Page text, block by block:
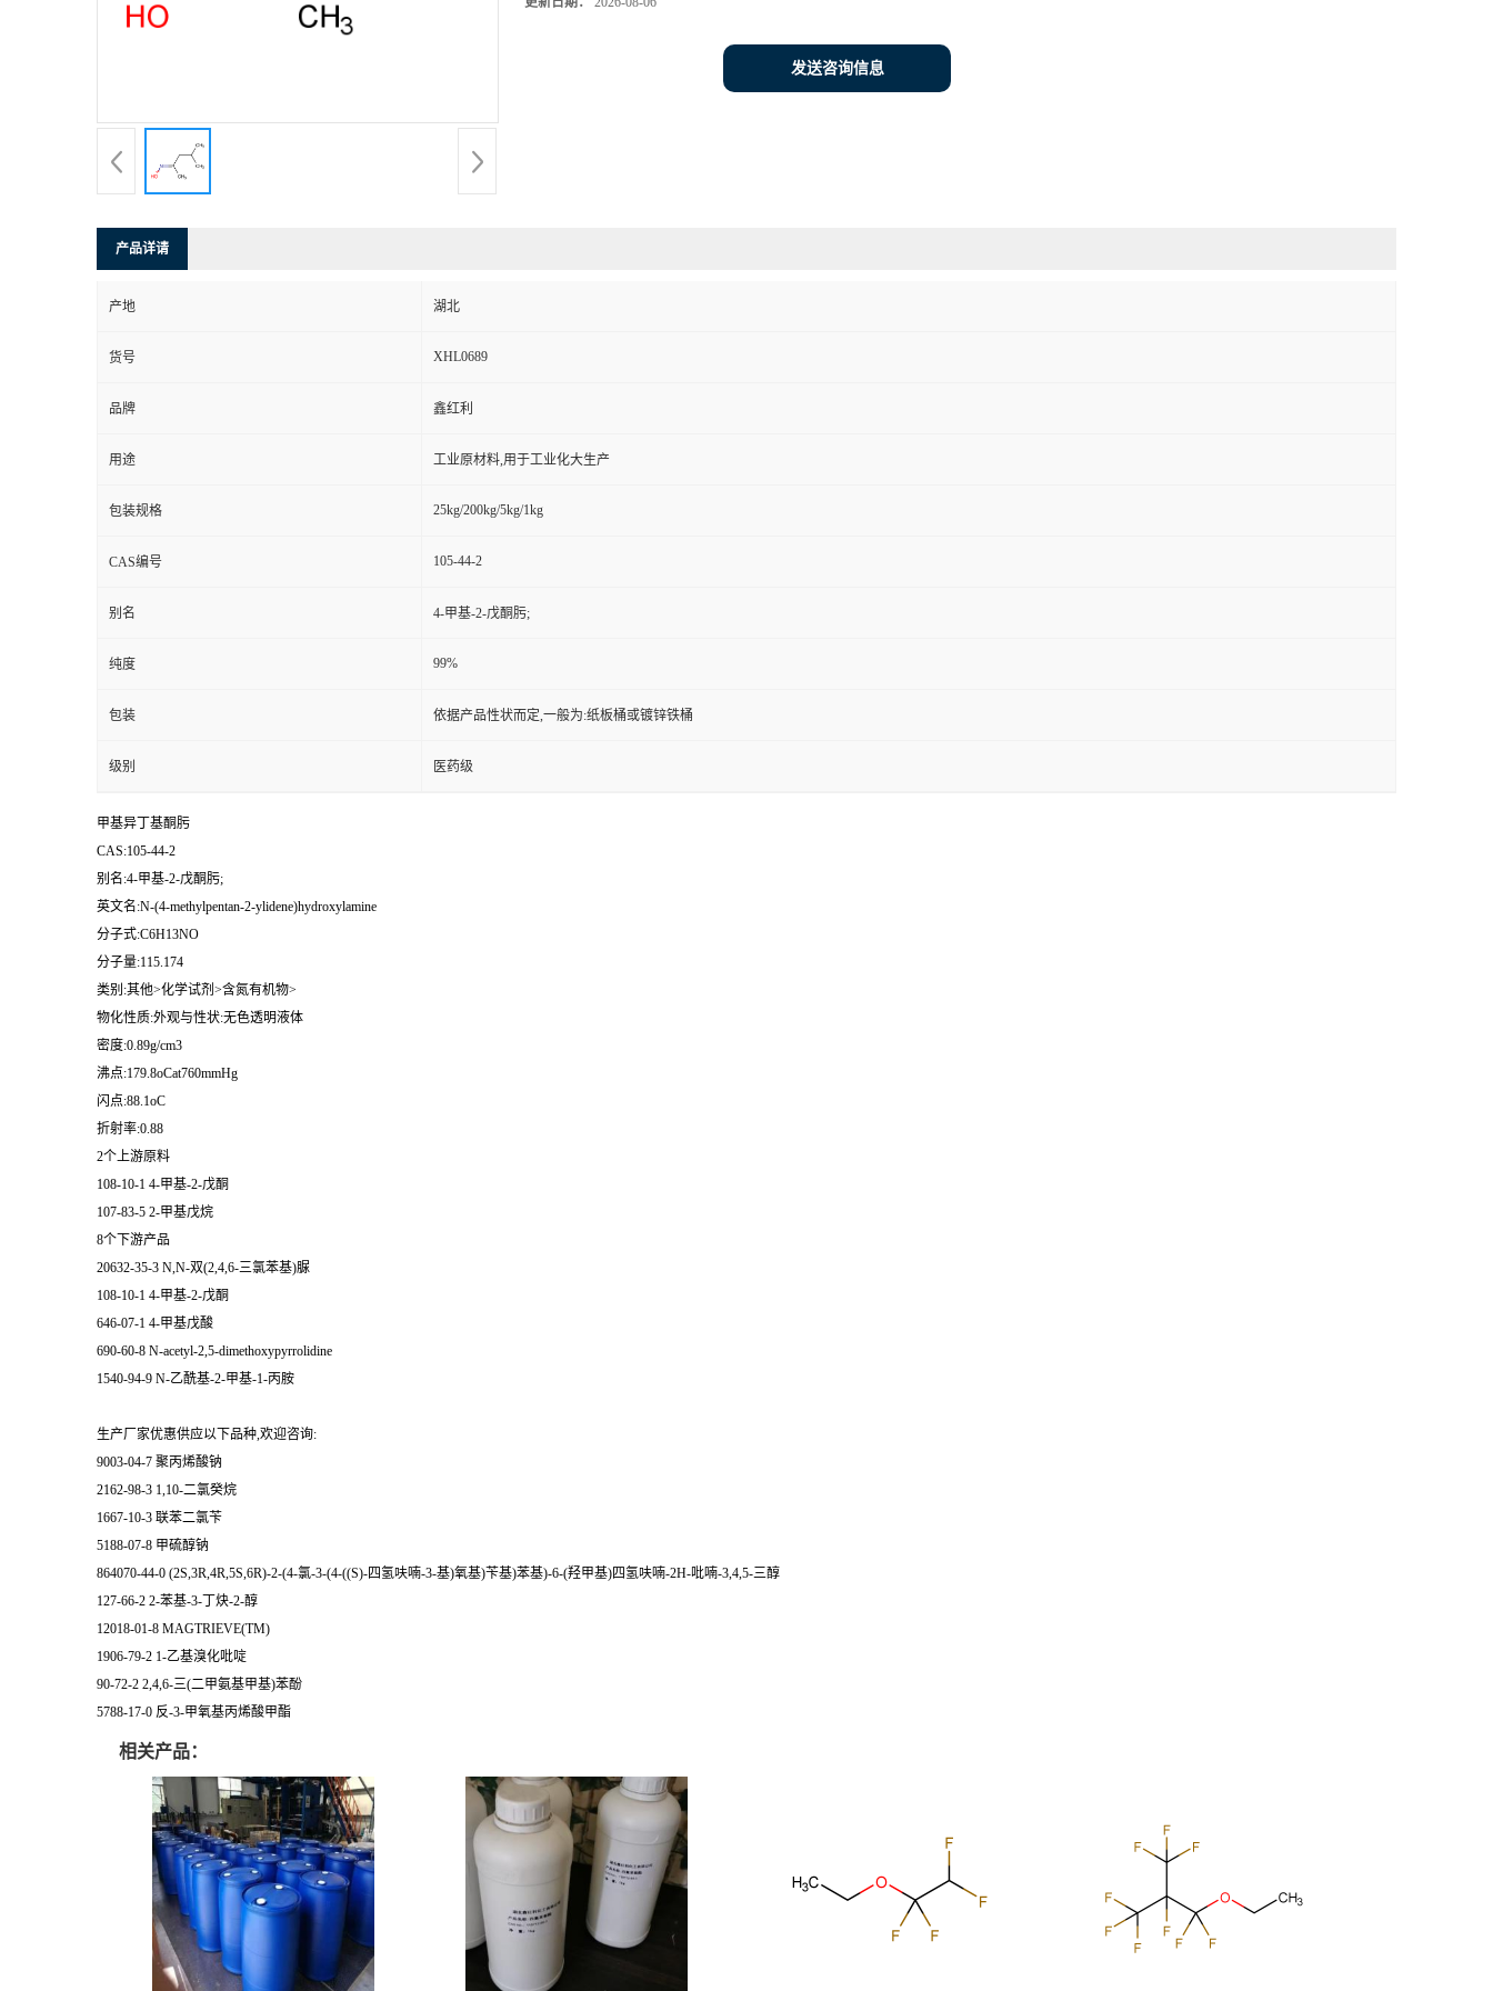
发送咨询信息
产品详请
产地 湖北
货号 XHL0689
品牌 鑫红利
用途 工业原材料,用于工业化大生产
包装规格 25kg/200kg/5kg/1kg
CAS编号 105-44-2
别名 4-甲基-2-戊酮肟;
纯度 99%
包装 依据产品性状而定,一般为:纸板桶或镀锌铁桶
级别 医药级
甲基异丁基酮肟
CAS:105-44-2
别名:4-甲基-2-戊酮肟;
英文名:N-(4-methylpentan-2-ylidene)hydroxylamine
分子式:C6H13NO
分子量:115.174
类别:其他>化学试剂>含氮有机物>
物化性质:外观与性状:无色透明液体
密度:0.89g/cm3
沸点:179.8oCat760mmHg
闪点:88.1oC
折射率:0.88
2个上游原料
108-10-1 4-甲基-2-戊酮
107-83-5 2-甲基戊烷
8个下游产品
20632-35-3 N,N-双(2,4,6-三氯苯基)脲
108-10-1 4-甲基-2-戊酮
646-07-1 4-甲基戊酸
690-60-8 N-acetyl-2,5-dimethoxypyrrolidine
1540-94-9 N-乙酰基-2-甲基-1-丙胺
生产厂家优惠供应以下品种,欢迎咨询:
9003-04-7 聚丙烯酸钠
2162-98-3 1,10-二氯癸烷
1667-10-3 联苯二氯苄
5188-07-8 甲硫醇钠
864070-44-0 (2S,3R,4R,5S,6R)-2-(4-氯-3-(4-((S)-四氢呋喃-3-基)氧基)苄基)苯基)-6-(羟甲基)四氢呋喃-2H-吡喃-3,4,5-三醇
127-66-2 2-苯基-3-丁炔-2-醇
12018-01-8 MAGTRIEVE(TM)
1906-79-2 1-乙基溴化吡啶
90-72-2 2,4,6-三(二甲氨基甲基)苯酚
5788-17-0 反-3-甲氧基丙烯酸甲酯
相关产品：